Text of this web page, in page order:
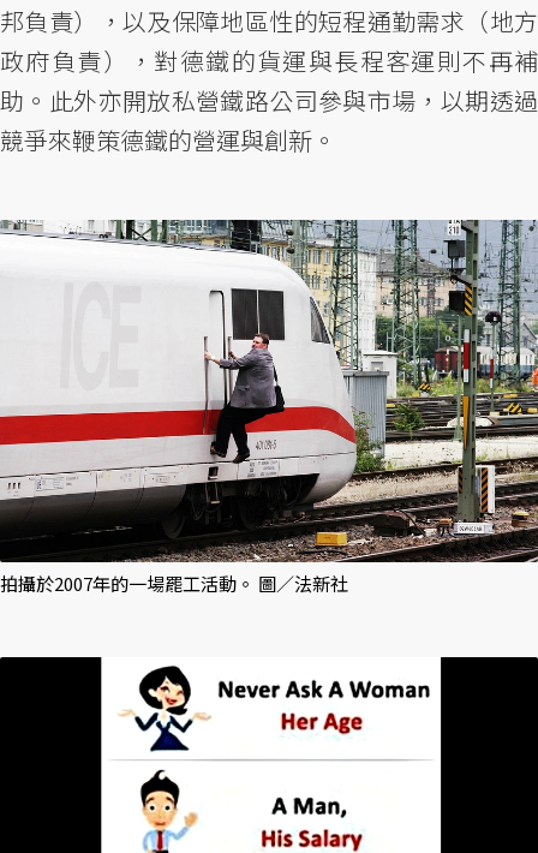
邦負責），以及保障地區性的短程通勤需求（地方
政府負責），對德鐵的貨運與長程客運則不再補
助。此外亦開放私營鐵路公司參與市場，以期透過
競爭來鞭策德鐵的營運與創新。
拍攝於2007年的一場罷工活動。 圖／法新社